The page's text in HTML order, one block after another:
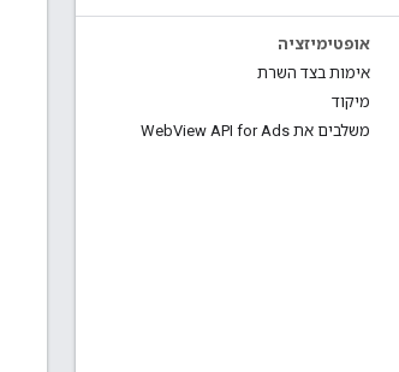
אופטימיזציה
אימות בצד השרת
מיקוד
משלבים את Web View API for Ads